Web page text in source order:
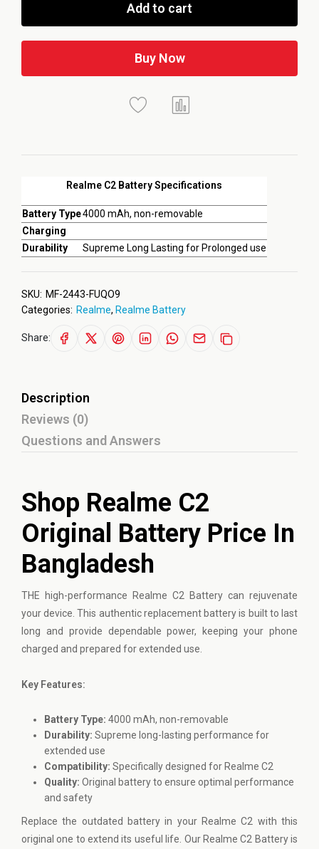
Realme C2 Battery Specifications
Battery Type4000 mAh, non-removable
Charging
Durability
Supreme Long Lasting for Prolonged use
Add to cart
Buy Now
SKU: MF-2443-FUQO9
Categories: Realme, Realme Battery
Share:
Description
Reviews (0)
Questions and Answers
Shop Realme C2
Original Battery Price In
Bangladesh
THE high-performance Realme C2 Battery can rejuvenate
your device. This authentic replacement battery is built to last
long and provide dependable power, keeping your phone
charged and prepared for extended use.
Key Features:
Battery Type: 4000 mAh, non-removable
Durability: Supreme long-lasting performance for
extended use
Compatibility: Specifically designed for Realme C2
Quality: Original battery to ensure optimal performance
and safety
Replace the outdated battery in your Realme C2 with this
original one to extend its useful life. Our Realme C2 Battery is